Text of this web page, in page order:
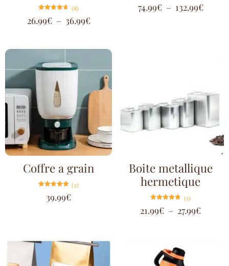
4.63
sur 5
(8)
26.99€ – 36.99€
4.86
sur 5
74.99€ – 132.99€
Coffre a grain
5.00
sur 5
(2)
39.99€
Boite metallique
hermetique
4.80
sur 5
(5)
21.99€ – 27.99€